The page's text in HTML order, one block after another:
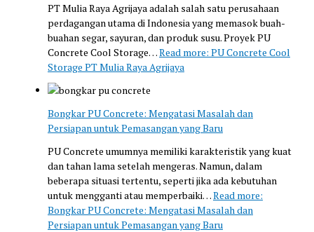
PT Mulia Raya Agrijaya adalah salah satu perusahaan
perdagangan utama di Indonesia yang memasok buah-
buahan segar, sayuran, dan produk susu. Proyek PU
Concrete Cool Storage…Read more: PU Concrete Cool
Storage PT Mulia Raya Agrijaya
Bongkar PU Concrete: Mengatasi Masalah dan
Persiapan untuk Pemasangan yang Baru
PU Concrete umumnya memiliki karakteristik yang kuat
dan tahan lama setelah mengeras. Namun, dalam
beberapa situasi tertentu, seperti jika ada kebutuhan
untuk mengganti atau memperbaiki…Read more:
Bongkar PU Concrete: Mengatasi Masalah dan
Persiapan untuk Pemasangan yang Baru